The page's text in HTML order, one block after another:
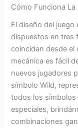
Cómo Funciona La
El diseño del
dispuestos en tres
coincidan desde el
mecánica es fácil
nuevos jugadores
símbolo Wild,
todos los
especiales,
combinaciones